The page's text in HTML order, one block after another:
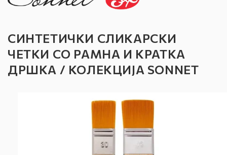
СИНТЕТИЧКИ СЛИКАРСКИ
ЧЕТКИ СО РАМНА И КРАТКА
ДРШКА / КОЛЕКЦИЈА SONNET